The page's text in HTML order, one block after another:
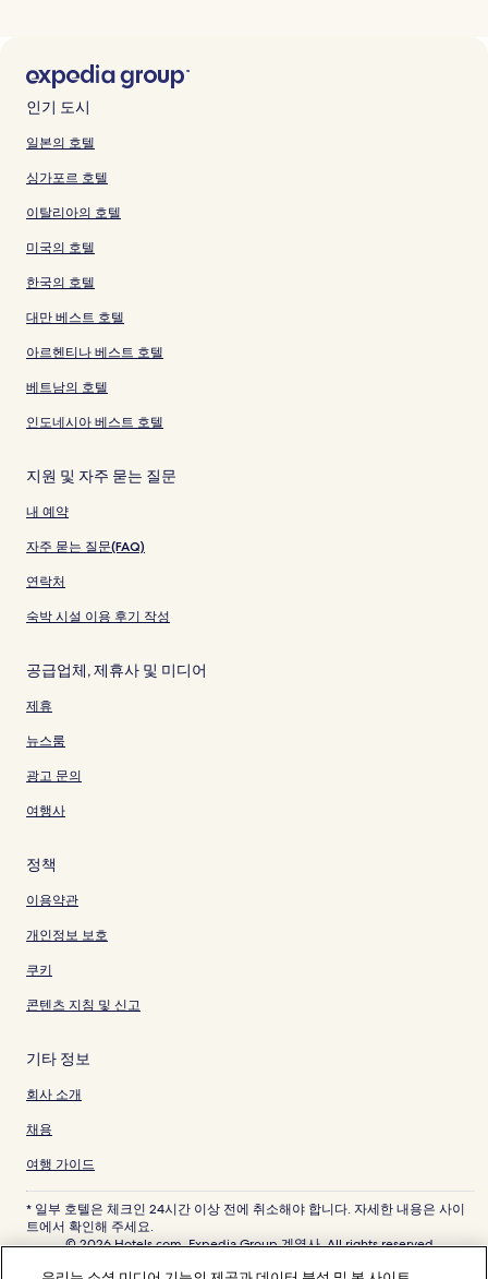
인기 도시
일본의 호텔
싱가포르 호텔
이탈리아의 호텔
미국의 호텔
한국의 호텔
대만 베스트 호텔
아르헨티나 베스트 호텔
베트남의 호텔
인도네시아 베스트 호텔
지원 및 자주 묻는 질문
내 예약
자주 묻는 질문(FAQ)
연락처
숙박 시설 이용 후기 작성
공급업체, 제휴사 및 미디어
제휴
뉴스룸
광고 문의
여행사
정책
이용약관
개인정보 보호
쿠키
콘텐츠 지침 및 신고
기타 정보
회사 소개
채용
여행 가이드
* 일부 호텔은 체크인 24시간 이상 전에 취소해야 합니다. 자세한 내용은 사이
트에서 확인해 주세요.
© 2026 Hotels.com, Expedia Group 계열사. All rights reserved.